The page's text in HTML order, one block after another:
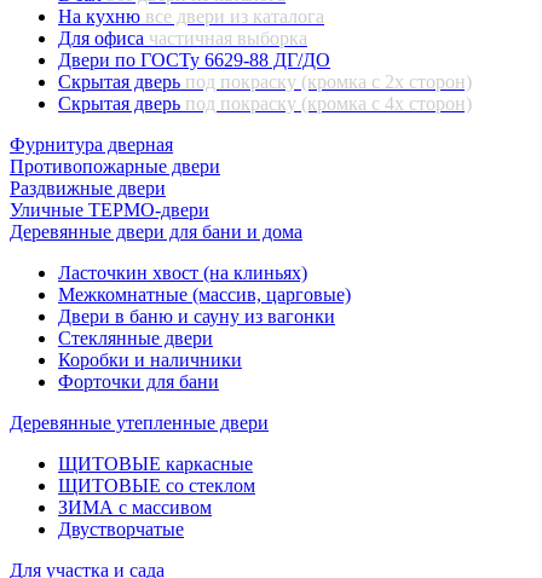
На кухню все двери из каталога
Для офиса частичная выборка
Двери по ГОСТу 6629-88 ДГ/ДО
Скрытая дверь под покраску (кромка с 2х сторон)
Скрытая дверь под покраску (кромка с 4х сторон)
Фурнитура дверная
Противопожарные двери
Раздвижные двери
Уличные ТЕРМО-двери
Деревянные двери для бани и дома
Ласточкин хвост (на клиньях)
Межкомнатные (массив, царговые)
Двери в баню и сауну из вагонки
Стеклянные двери
Коробки и наличники
Форточки для бани
Деревянные утепленные двери
ЩИТОВЫЕ каркасные
ЩИТОВЫЕ со стеклом
ЗИМА с массивом
Двустворчатые
Для участка и сада